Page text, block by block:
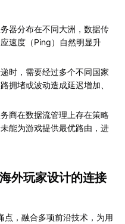
务器分布在不同大洲，数据传
速度（Ping）自然明显升
时，需要经过多个不同国家
拥堵或波动造成延迟增加、
务商在数据流管理上存在策略
能为游戏提供最优路由，进
外玩家设计的连接
点，融合多项前沿技术，为用